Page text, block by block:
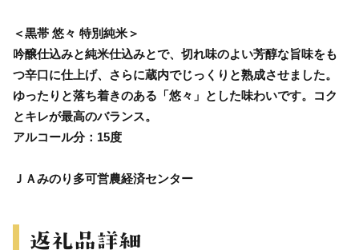
＜黒帯 悠々 特別純米＞
吟醸仕込みと純米仕込みとで、切れ味のよい芳醇な旨味をも
つ辛口に仕上げ、さらに蔵内でじっくりと熟成させました。
ゆったりと落ち着きのある「悠々」とした味わいです。コク
とキレが最高のバランス。
アルコール分：15度
ＪＡみのり多可営農経済センター